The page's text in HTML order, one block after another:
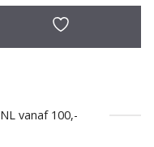
NL vanaf 100,-